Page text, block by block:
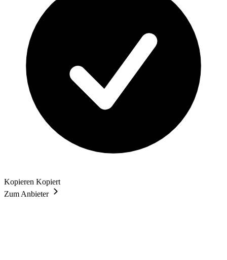
Kopieren Kopiert
Zum Anbieter